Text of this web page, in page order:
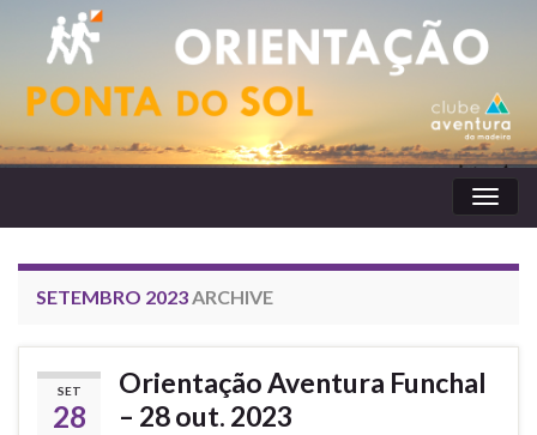
SETEMBRO 2023ARCHIVE
SET
28
Orientação Aventura Funchal
– 28 out. 2023